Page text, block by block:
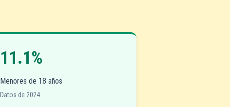
11.1%
Menores de 18 años
Datos de 2024